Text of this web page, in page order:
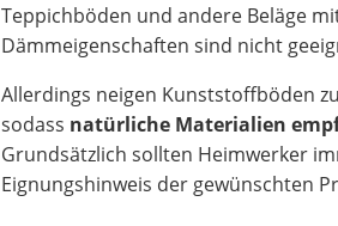
Teppichböden und andere Beläge
Dämmeigenschaften sind nicht
Allerdings neigen Kunststoffböden
sodass natürliche Materialien
Grundsätzlich sollten Heimwerker
Eignungshinweis der gewünschten